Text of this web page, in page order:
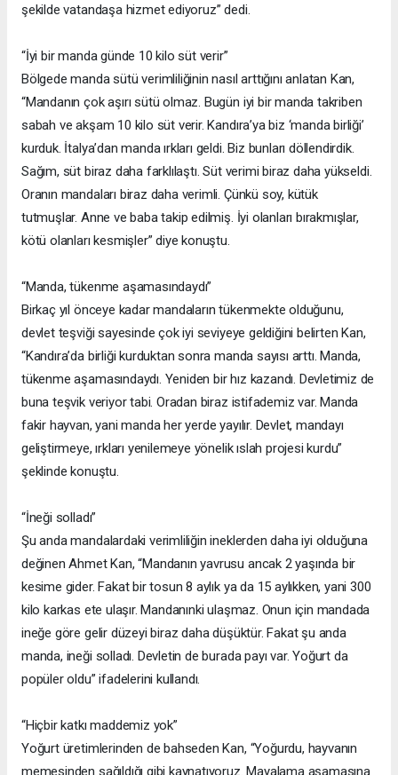
şekilde vatandaşa hizmet ediyoruz” dedi.
“İyi bir manda günde 10 kilo süt verir”
Bölgede manda sütü verimliliğinin nasıl arttığını anlatan Kan,
“Mandanın çok aşırı sütü olmaz. Bugün iyi bir manda takriben
sabah ve akşam 10 kilo süt verir. Kandıra’ya biz ‘manda birliği’
kurduk. İtalya’dan manda ırkları geldi. Biz bunları döllendirdik.
Sağım, süt biraz daha farklılaştı. Süt verimi biraz daha yükseldi.
Oranın mandaları biraz daha verimli. Çünkü soy, kütük
tutmuşlar. Anne ve baba takip edilmiş. İyi olanları bırakmışlar,
kötü olanları kesmişler” diye konuştu.
“Manda, tükenme aşamasındaydı”
Birkaç yıl önceye kadar mandaların tükenmekte olduğunu,
devlet teşviği sayesinde çok iyi seviyeye geldiğini belirten Kan,
“Kandıra’da birliği kurduktan sonra manda sayısı arttı. Manda,
tükenme aşamasındaydı. Yeniden bir hız kazandı. Devletimiz de
buna teşvik veriyor tabi. Oradan biraz istifademiz var. Manda
fakir hayvan, yani manda her yerde yayılır. Devlet, mandayı
geliştirmeye, ırkları yenilemeye yönelik ıslah projesi kurdu”
şeklinde konuştu.
“İneği solladı”
Şu anda mandalardaki verimliliğin ineklerden daha iyi olduğuna
değinen Ahmet Kan, “Mandanın yavrusu ancak 2 yaşında bir
kesime gider. Fakat bir tosun 8 aylık ya da 15 aylıkken, yani 300
kilo karkas ete ulaşır. Mandanınki ulaşmaz. Onun için mandada
ineğe göre gelir düzeyi biraz daha düşüktür. Fakat şu anda
manda, ineği solladı. Devletin de burada payı var. Yoğurt da
popüler oldu” ifadelerini kullandı.
“Hiçbir katkı maddemiz yok”
Yoğurt üretimlerinden de bahseden Kan, “Yoğurdu, hayvanın
memesinden sağıldığı gibi kaynatıyoruz. Mayalama aşamasına